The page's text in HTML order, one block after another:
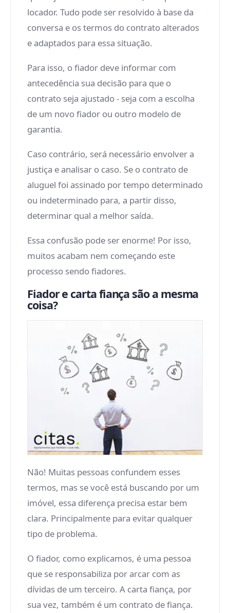
locador. Tudo pode ser resolvido à base da
conversa e os termos do contrato alterados
e adaptados para essa situação.
Para isso, o fiador deve informar com
antecedência sua decisão para que o
contrato seja ajustado - seja com a escolha
de um novo fiador ou outro modelo de
garantia.
Caso contrário, será necessário envolver a
justiça e analisar o caso. Se o contrato de
aluguel foi assinado por tempo determinado
ou indeterminado para, a partir disso,
determinar qual a melhor saída.
Essa confusão pode ser enorme! Por isso,
muitos acabam nem começando este
processo sendo fiadores.
Fiador e carta fiança são a mesma
coisa?
Não! Muitas pessoas confundem esses
termos, mas se você está buscando por um
imóvel, essa diferença precisa estar bem
clara. Principalmente para evitar qualquer
tipo de problema.
O fiador, como explicamos, é uma pessoa
que se responsabiliza por arcar com as
dívidas de um terceiro. A carta fiança, por
sua vez, também é um contrato de fiança.